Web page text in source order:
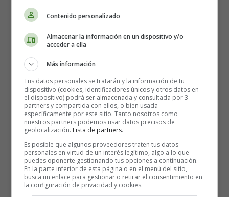
Recursos Educativos en Inglés -
Poems in English - Poesías en inglés
San Valentín
Valentine's Day - Roses are red
Roses are red,
Contenido personalizado
Almacenar la información en un dispositivo y/o
acceder a ella
Más información
Tus datos personales se tratarán y la información de tu
dispositivo (cookies, identificadores únicos y otros datos en
el dispositivo) podrá ser almacenada y consultada por 3
partners y compartida con ellos, o bien usada
específicamente por este sitio. Tanto nosotros como
nuestros partners podemos usar datos precisos de
geolocalización. Lista de partners.
Es posible que algunos proveedores traten tus datos
personales en virtud de un interés legítimo, algo a lo que
puedes oponerte gestionando tus opciones a continuación.
En la parte inferior de esta página o en el menú del sitio,
busca un enlace para gestionar o retirar el consentimiento en
la configuración de privacidad y cookies.